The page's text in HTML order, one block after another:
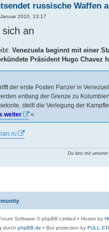
russische Waffen
2010, 13:17
an
Venezuela beginnt mit einer
Präsident Hugo
der erste Posten Panzer in
entlang der Grenze zu
stellt die Verlegung der
weiter «
Du bist mit
Software © phpBB Limited • Hostet by
durch phpBB.de • Bot protection by FULL-